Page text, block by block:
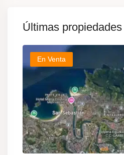
Últimas propiedades
En Venta